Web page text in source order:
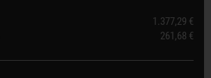
1.377,29 €
261,68 €